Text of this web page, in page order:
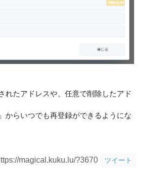
れたアドレスや、任意で削除したアド
からいつでも再登録ができるようにな
magical.kuku.lu/?3670 ツイート